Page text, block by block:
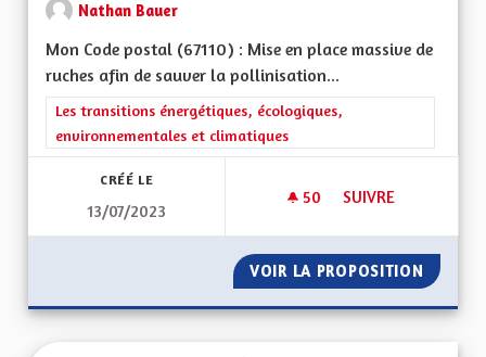
Nathan Bauer
Mon Code postal (67110) : Mise en place massive de
ruches afin de sauver la pollinisation...
Filtrer les résultats de la catégorie : Les transitions
Les transitions énergétiques, écologiques,
environnementales et climatiques
CRÉÉ LE
13/07/2023
50 50 ABONNÉS
SUIVRE
VOIR LA PROPOSITION